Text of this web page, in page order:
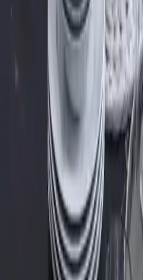
memnuniyet yüksek seviyededir.
kullanmaları ve olası hasar durumlarında
ömrünü uzatacaktır. Bu set, hem günlük
davetler için ideal bir seçenek olarak öne
Estetik ve fonksiyonelliği bir arada sunan
Parça Yemek Takımı, evinizde şıklık
bir tercihtir. Kaliteli malzemeleri ve şık
bir dokunuş katacaktır. Ancak, ürünlerin
sorunlara karşı dikkatli seçilmesi ve
gösterilmesi, uzun ömürlü kullanım için
alışverişinizi yaparken, ürünlerin
ihtiyaçlarınıza uygun olup olmadığının
Farklı platformlardaki fiyat trendleri
Hepsiburada 🛍️ Trendyol
Seçili Platform: Hepsiburada
ℹ️ Sadece Hepsiburada'da fiyat mevcut
Hafta başına✗ Ay başına
Yıl Başına Fiyatlar